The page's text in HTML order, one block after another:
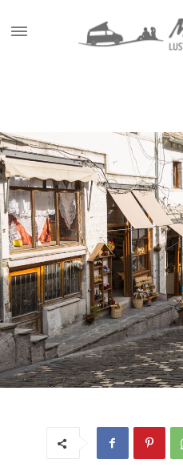
GJIROKASTER |
DURCH DAS
In der Heimatstadt von Enver Hoxha